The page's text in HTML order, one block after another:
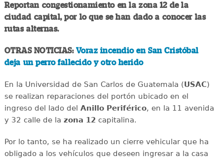
Reportan congestionamiento en la zona 12 de la
ciudad capital, por lo que se han dado a conocer las
rutas alternas.
OTRAS NOTICIAS: Voraz incendio en San Cristóbal
deja un perro fallecido y otro herido
En la Universidad de San Carlos de Guatemala (USAC)
se realizan reparaciones del portón ubicado en el
ingreso del lado del Anillo Periférico, en la 11 avenida
y 32 calle de la zona 12capitalina.
Por lo tanto, se ha realizado un cierre vehicular que ha
obligado a los vehículos que deseen ingresar a la casa